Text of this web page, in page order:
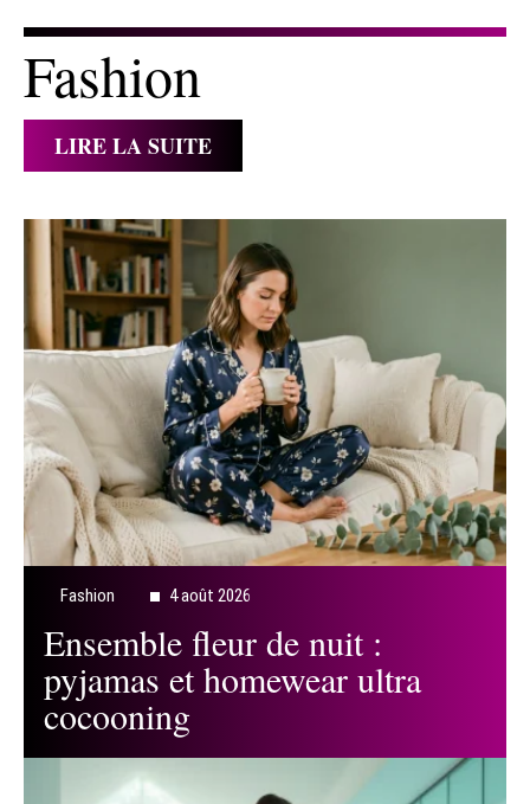
Fashion
LIRE LA SUITE
Fashion 4 août 2026
Ensemble fleur de nuit :
pyjamas et homewear ultra
cocooning